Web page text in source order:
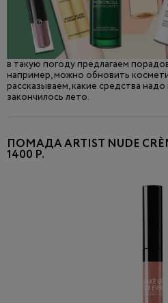
в такую погоду предлагаем
например, можно обновить
рассказываем, какие средства
закончилось лето.
ПОМАДА ARTIST NUDE
1400 Р.